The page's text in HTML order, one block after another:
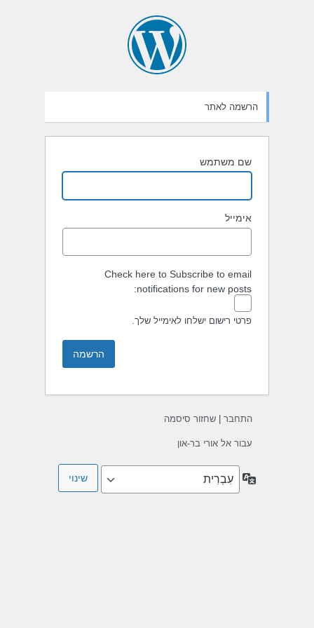
הרשמה לאתר
שם משתמש
אימייל
Check here to Subscribe to email
notifications for new posts:
פרטי רישום ישלחו לאימייל שלך.
התחבר שחזור סיסמה
עבור אל אורי בר-און
שפה